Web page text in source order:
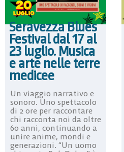
Seravezza Blues
Festival dal 17 al
23 luglio. Musica
e arte nelle terre
medicee
Un viaggio narrativo e
sonoro. Uno spettacolo
di 2 ore per raccontare
chi racconta noi da oltre
60 anni, continuando a
unire anime, mondi e
generazioni. “Un uomo